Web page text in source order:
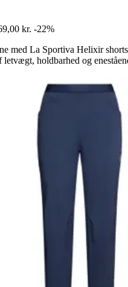
kr. -22%
med La Sportiva Helixir
letvægt, holdbarhed og